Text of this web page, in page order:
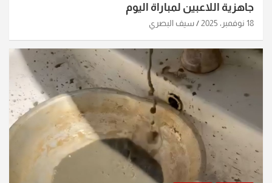
جاهزية اللاعبين لمباراة اليوم
18 نوفمبر، 2025 سيف البصري